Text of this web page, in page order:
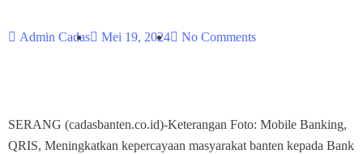
Admin Cadas Mei 19, 2024 No Comments
SERANG (cadasbanten.co.id)-Keterangan Foto: Mobile Banking,
QRIS, Meningkatkan kepercayaan masyarakat banten kepada Bank